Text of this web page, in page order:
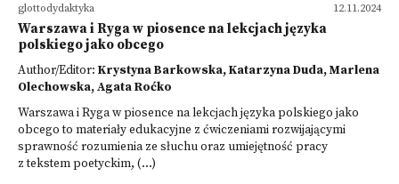
12.11.2024
glottodydaktyka
Warszawa i Ryga w piosence na lekcjach języka
polskiego jako obcego
Author/Editor: Krystyna Barkowska, Katarzyna Duda, Marlena
Olechowska, Agata Roćko
Warszawa i Ryga w piosence na lekcjach języka polskiego jako
obcego to materiały edukacyjne z ćwiczeniami rozwijającymi
sprawność rozumienia ze słuchu oraz umiejętność pracy
z tekstem poetyckim, (...)